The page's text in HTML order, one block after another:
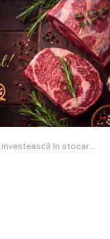
energie electrică în Trușești, Botoșani